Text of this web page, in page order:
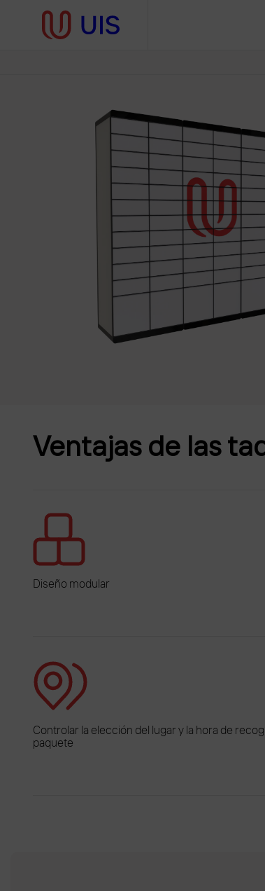
Ventajas de las
Diseño modular
Controlar la elección del lugar y la hora de
paquete